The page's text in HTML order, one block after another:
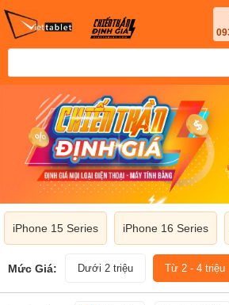
iPhone 15 Series iPhone 16 Series
Mức Giá: Dưới 2 triệu Từ 2 - 4 triệu